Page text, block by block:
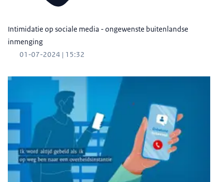
Intimidatie op sociale media - ongewenste buitenlandse
inmenging
01-07-2024 | 15:32